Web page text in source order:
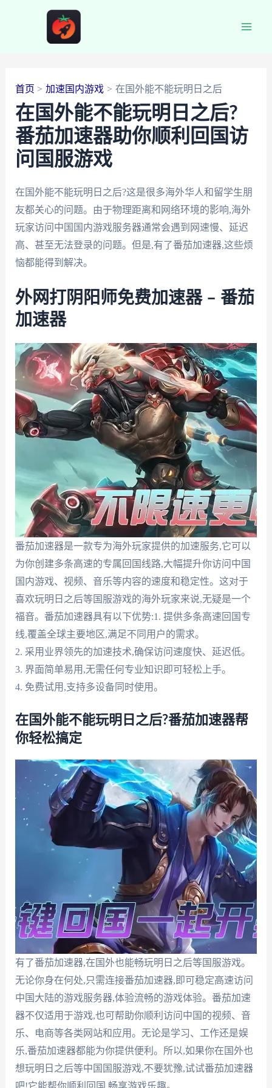
首页 加速国内游戏 在国外能不能玩明日之后
在国外能不能玩明日之后?
番茄加速器助你顺利回国访
问国服游戏
在国外能不能玩明日之后?这是很多海外华人和留学生朋
友都关心的问题。由于物理距离和网络环境的影响,海外
玩家访问中国国内游戏服务器通常会遇到网速慢、延迟
高、甚至无法登录的问题。但是,有了番茄加速器,这些烦
恼都能得到解决。
外网打阴阳师免费加速器 – 番茄
加速器
番茄加速器是一款专为海外玩家提供的加速服务,它可以
为你创建多条高速的专属回国线路,大幅提升你访问中国
国内游戏、视频、音乐等内容的速度和稳定性。这对于
喜欢玩明日之后等国服游戏的海外玩家来说,无疑是一个
福音。番茄加速器具有以下优势:1. 提供多条高速回国专
线,覆盖全球主要地区,满足不同用户的需求。
2. 采用业界领先的加速技术,确保访问速度快、延迟低。
3. 界面简单易用,无需任何专业知识即可轻松上手。
4. 免费试用,支持多设备同时使用。
在国外能不能玩明日之后?番茄加速器帮
你轻松搞定
有了番茄加速器,在国外也能畅玩明日之后等国服游戏。
无论你身在何处,只需连接番茄加速器,即可稳定高速访问
中国大陆的游戏服务器,体验流畅的游戏体验。番茄加速
器不仅适用于游戏,也可帮助你顺利访问中国的视频、音
乐、电商等各类网站和应用。无论是学习、工作还是娱
乐,番茄加速器都能为你提供便利。所以,如果你在国外也
想玩明日之后等中国国服游戏,不要犹豫,试试番茄加速器